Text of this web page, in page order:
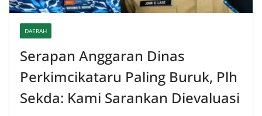
DAERAH
Serapan Anggaran Dinas
Perkimcikataru Paling Buruk, Plh
Sekda: Kami Sarankan Dievaluasi